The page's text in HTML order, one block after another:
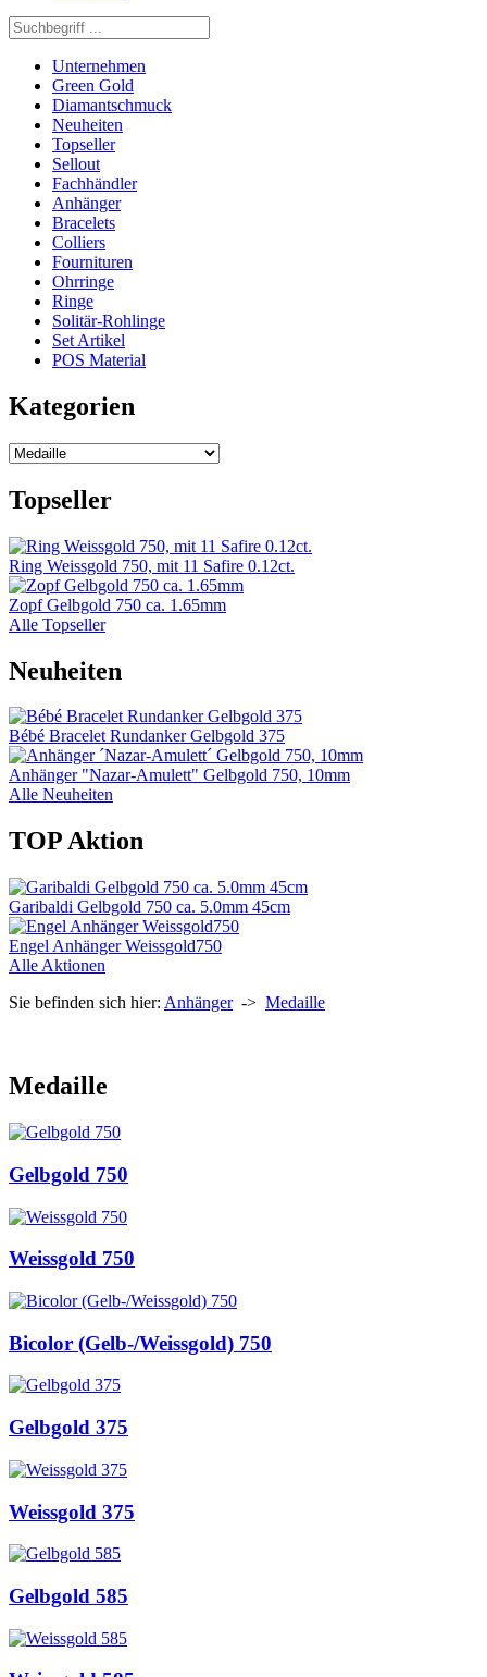
Unternehmen
Green Gold
Diamantschmuck
Neuheiten
Topseller
Sellout
Fachhändler
Anhänger
Bracelets
Colliers
Fournituren
Ohrringe
Ringe
Solitär-Rohlinge
Set Artikel
POS Material
Kategorien
Topseller
Ring Weissgold 750, mit 11 Safire 0.12ct.
Zopf Gelbgold 750 ca. 1.65mm
Alle Topseller
Neuheiten
Bébé Bracelet Rundanker Gelbgold 375
Anhänger "Nazar-Amulett" Gelbgold 750, 10mm
Alle Neuheiten
TOP Aktion
Garibaldi Gelbgold 750 ca. 5.0mm 45cm
Engel Anhänger Weissgold750
Alle Aktionen
Sie befinden sich hier: Anhänger-> Medaille
Medaille
Gelbgold 750
Weissgold 750
Bicolor (Gelb-/Weissgold) 750
Gelbgold 375
Weissgold 375
Gelbgold 585